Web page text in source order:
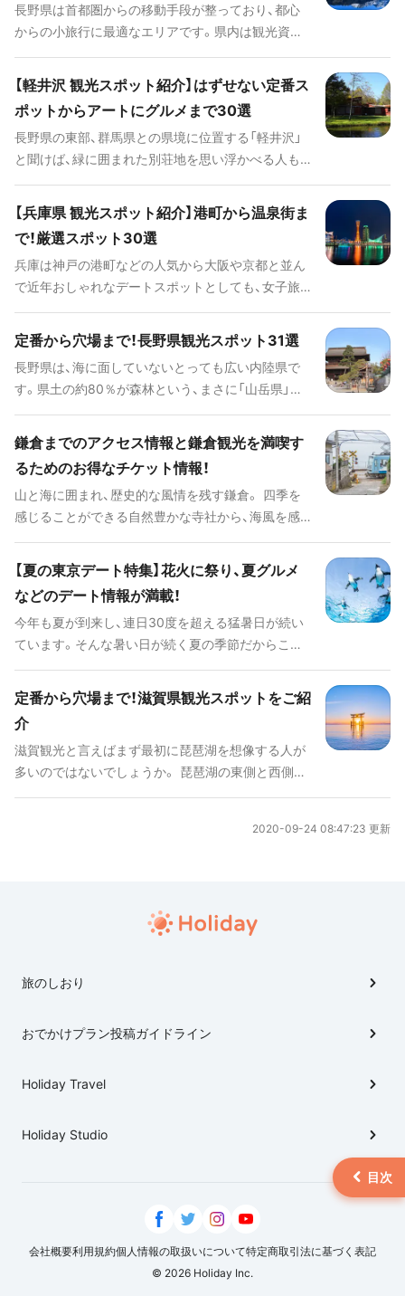
長野県は首都圏からの移動手段が整っており、都心
からの小旅行に最適なエリアです。県内は観光資源
いった魅力的なスポットが点在しています。また温
泉やアクティビティ、地域によって特色あるご当地
グルメなど、楽しみ方の幅は無限大です。 今回は長
野に旅行するならぜひ訪れたい、人気の観光スポッ
トや旅の見どころ、ご当地グルメ、アクセス情報やオ
ススメのホテルまで、まとめてご紹介します。
【軽井沢 観光スポット紹介】はずせない定番ス
ポットからアートにグルメまで30選
長野県の東部、群馬県との県境に位置する「軽井沢」
と聞けば、緑に囲まれた別荘地を思い浮かべる人も
気があり、冬はウィンタースポーツも楽しめます。老
舗が並ぶ賑やかな「旧軽井沢銀座通り」をぶらり、国
の重要文化財に指定されている「旧三笠ホテル」は必
見です。また、緑の中のショッピングモール「プリン
スショッピングプラザ」でお手頃なブランド物や信
州みやげ選びも楽しめます。軽井沢で行くべきオス
スメスポットをご紹介します！
【兵庫県 観光スポット紹介】港町から温泉街ま
で！厳選スポット30選
兵庫は神戸の港町などの人気から大阪や京都と並ん
で近年おしゃれなデートスポットとしても、女子旅
ので、エリアごとの特色も満載です。今回はそんな兵
庫の神戸だけでない魅力を定番からカップルでのデ
ート、子どもとの旅行、とっておきのグルメまでカテ
ゴリーごとにとっておきをまとめた完全版としてご
紹介します。
定番から穴場まで！長野県観光スポット31選
長野県は、海に面していないとっても広い内陸県で
す。県土の約80％が森林という、まさに「山岳県」で、
して、冬はスキーなどのウィンタースポーツを楽し
めます。広大な自然を楽しむことができるほかにも、
霊験あらたかな神社やお寺、アクセス抜群の場所に
あるショッピングスポット、おしゃれなカフェや美
味しいグルメも盛りだくさんです。長野県で日頃の
疲れを癒してみてはいかがでしょうか？
鎌倉までのアクセス情報と鎌倉観光を満喫す
るためのお得なチケット情報！
山と海に囲まれ、歴史的な風情を残す鎌倉。 四季を
感じることができる自然豊かな寺社から、海風を感
りまで、観光スポットがたくさんあります。東京・千
葉からふらっと日帰りで出かけるにはちょうど良い
距離です。 今回は、主要エリアからのアクセス情報
と、鎌倉を満喫するための移動手段、電車やお得なチ
ケット情報を紹介します。
【夏の東京デート特集】花火に祭り、夏グルメ
などのデート情報が満載！
今年も夏が到来し、連日30度を超える猛暑日が続い
ています。そんな暑い日が続く夏の季節だからこそ
やスムージーなどの夏グルメ、祭りや花火などの夏
イベント、水族館やアミューズメント施設などの涼
しいスポットなどなど夏デートにぴったりの情報を
厳選しました。ぜひご覧ください。
定番から穴場まで！滋賀県観光スポットをご紹
介
滋賀観光と言えばまず最初に琵琶湖を想像する人が
多いのではないでしょうか。 琵琶湖の東側と西側
インスタ映えスポットなど、滋賀の見どころは多岐
光ルートをつくってみてください。
2020-09-24 08:47:23 更新
旅のしおり
おでかけプラン投稿ガイドライン
Holiday Travel
Holiday Studio
会社概要利用規約個人情報の取扱いについて特定商取引法に基づく表記
© 2026 Holiday Inc.